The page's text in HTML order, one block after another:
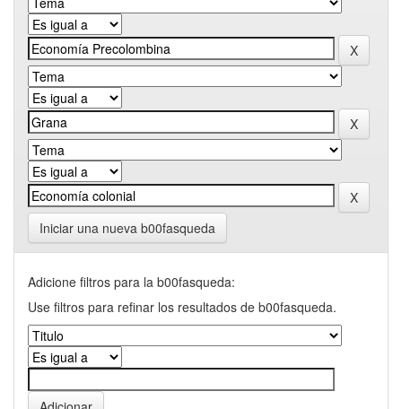
Iniciar una nueva b00fasqueda
Adicione filtros para la b00fasqueda:
Use filtros para refinar los resultados de b00fasqueda.